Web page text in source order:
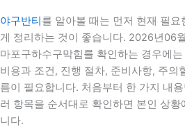
야구반티를 알아볼 때는 먼저 현재 필
게 정리하는 것이 좋습니다. 2026년06
마포구하수구막힘를 확인하는 경우에
비용과 조건, 진행 절차, 준비사항, 주의
름이 필요합니다. 처음부터 한 가지 내
러 항목을 순서대로 확인하면 본인 상
니다.